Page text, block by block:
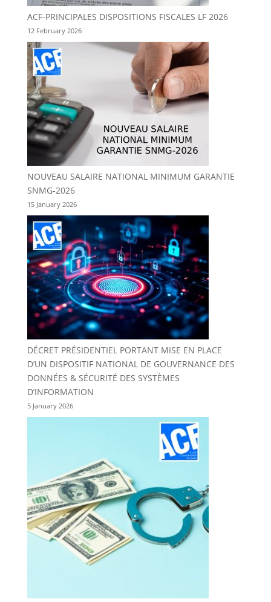
ACF-PRINCIPALES DISPOSITIONS FISCALES LF 2026
12 February 2026
NOUVEAU SALAIRE NATIONAL MINIMUM GARANTIE
SNMG-2026
15 January 2026
DÉCRET PRÉSIDENTIEL PORTANT MISE EN PLACE
D’UN DISPOSITIF NATIONAL DE GOUVERNANCE DES
DONNÉES & SÉCURITÉ DES SYSTÈMES
D’INFORMATION
5 January 2026